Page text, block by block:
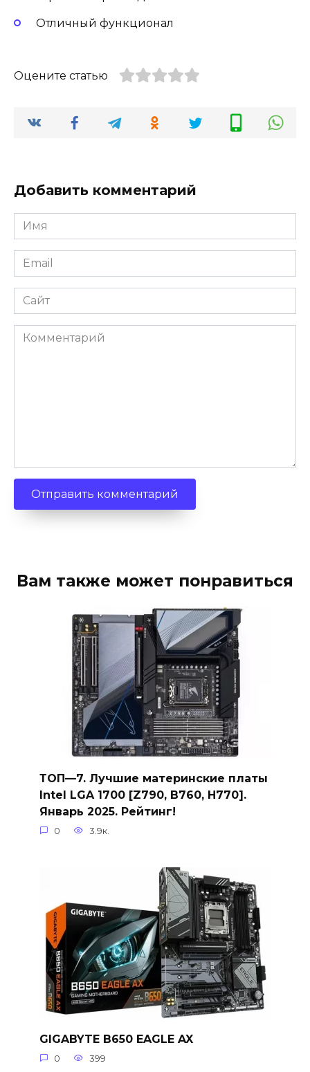
Отличный функционал
Оцените статью
Добавить комментарий
Имя
Email
Сайт
Комментарий
Вам также может понравиться
ТОП—7. Лучшие материнские платы
Intel LGA 1700 [Z790, B760, H770].
Январь 2025. Рейтинг!
0 3.9к.
GIGABYTE B650 EAGLE AX
0 399